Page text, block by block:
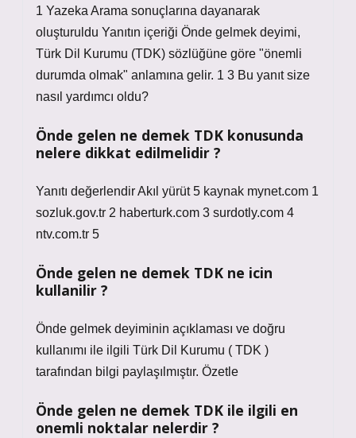
1 Yazeka Arama sonuçlarına dayanarak
oluşturuldu Yanıtın içeriği Önde gelmek deyimi,
Türk Dil Kurumu (TDK) sözlüğüne göre "önemli
durumda olmak" anlamına gelir. 1 3 Bu yanıt size
nasıl yardımcı oldu?
Önde gelen ne demek TDK konusunda
nelere dikkat edilmelidir ?
Yanıtı değerlendir Akıl yürüt 5 kaynak mynet.com 1
sozluk.gov.tr 2 haberturk.com 3 surdotly.com 4
ntv.com.tr 5
Önde gelen ne demek TDK ne icin
kullanilir ?
Önde gelmek deyiminin açıklaması ve doğru
kullanımı ile ilgili Türk Dil Kurumu ( TDK )
tarafından bilgi paylaşılmıştır. Özetle
Önde gelen ne demek TDK ile ilgili en
onemli noktalar nelerdir ?